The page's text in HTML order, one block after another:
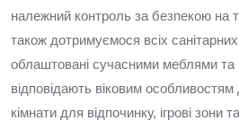
належний контроль за безпекою на
також дотримуємося всіх
облаштовані сучасними меблями та
відповідають віковим
кімнати для відпочинку, ігрові зони